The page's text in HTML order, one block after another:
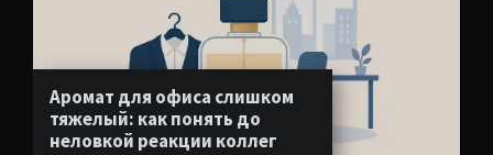
Аромат для офиса слишком
тяжелый: как понять до
неловкой реакции коллег